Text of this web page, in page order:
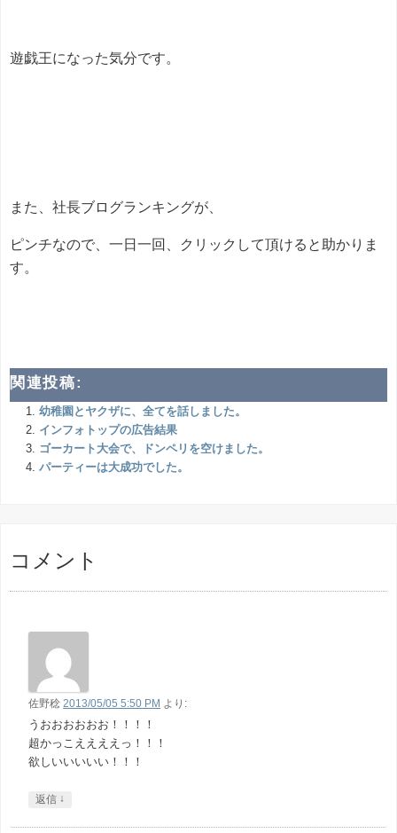
遊戯王になった気分です。
また、社長ブログランキングが、
ピンチなので、一日一回、クリックして頂けると助かりま
す。
関連投稿:
幼稚園とヤクザに、全てを話しました。
インフォトップの広告結果
ゴーカート大会で、ドンペリを空けました。
パーティーは大成功でした。
コメント
佐野稔 2013/05/05 5:50 PM より:
うおおおおおお！！！！
超かっこええええっ！！！
欲しいいいいい！！！
返信 ↓